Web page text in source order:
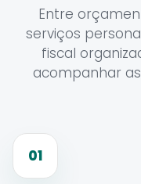
Entre
serviços
fiscal
acompanhar
01